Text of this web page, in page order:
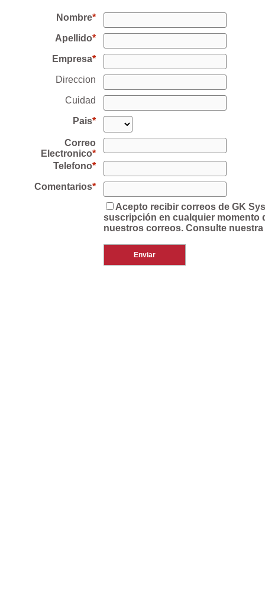
Nombre
Apellido
Empresa
Direccion
Cuidad
Pais
Correo
Electronico
Telefono
Comentarios
Acepto recibir correos de GK
suscripción en cualquier momento
nuestros correos. Consulte